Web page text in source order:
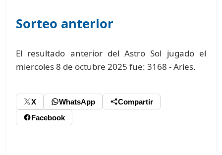
Sorteo anterior
El resultado anterior del Astro Sol jugado el
miercoles 8 de octubre 2025 fue: 3168 - Aries.
X WhatsApp
Compartir
Facebook